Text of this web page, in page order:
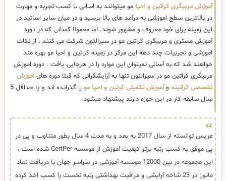
آموزش مربیگری کراتین و احیا مو میتوانند به اسانی با کسب تجربه و مهارت
در بالاترین سطح اموزشی به درآمد های بالا برسید و در میان سایر اساتید در
این زمینه برای خود معروف و مشهور شوند. اما معمولا کسانی که در دوره
آموزش مستری و مربیگری کراتین مو در سیرالئون شرکت می کنند ، از نکات
اموزشی و تجربیات چند دهه این مرکز در زمینه کراتین و احیا مو بهره مند
خواهند شد که به آسانی نمیتوان این موارد را در هرجایی یافت . دوره اموزش
مربیگری کراتین مو در سیرالئون تنها به آرایشگرانی که قبلا دوره های اموزش
تخصصی کراتینه وآموزش تکمیلی کرتین و احیا مو
را گذرانده اند و یا حداقل 5
سال سابقه کار در این حوزه دارند پیشنهاد میشود.
عریس توانسته از سال 2017 به بعد و به مدت 4 سال بطور متناوب و پی در
پی موفق به کسب رتبه برتر کیفیت آموزش از موسسه CertPer شده است ،
این مجموعه در بین 12000 موسسه آموزشی در سراسر جهان با دریافت نماد
مانورا در 23 شاخه آرایشی و مراقبت بهداشتی رتبه نخست را کسب اخذ کرده